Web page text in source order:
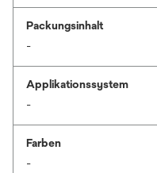
Packungsinhalt
-
Applikationssystem
-
Farben
-